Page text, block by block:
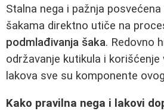
Stalna nega i pažnja
šakama direktno utiče na
podmlađivanja šaka. Redovno
održavanje kutikula i
lakova sve su komponente
Kako pravilna nega i lakovi